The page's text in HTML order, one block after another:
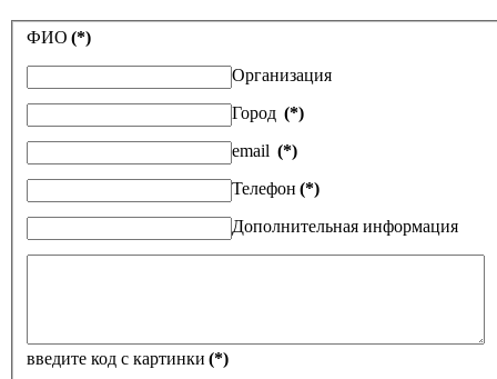
ФИО (*)
Организация
Город (*)
email (*)
Телефон (*)
Дополнительная информация
введите код с картинки (*)